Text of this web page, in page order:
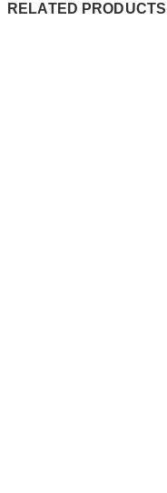
RELATED PRODUCTS